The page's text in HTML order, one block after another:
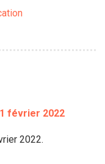
février 2022
2022.